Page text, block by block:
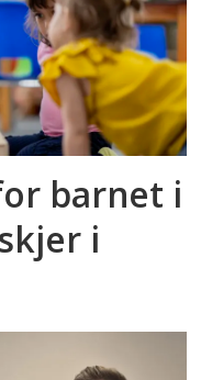
barnet i
i